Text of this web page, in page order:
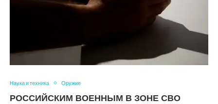
Наука и техника Оружие
РОССИЙСКИМ ВОЕННЫМ В ЗОНЕ СВО